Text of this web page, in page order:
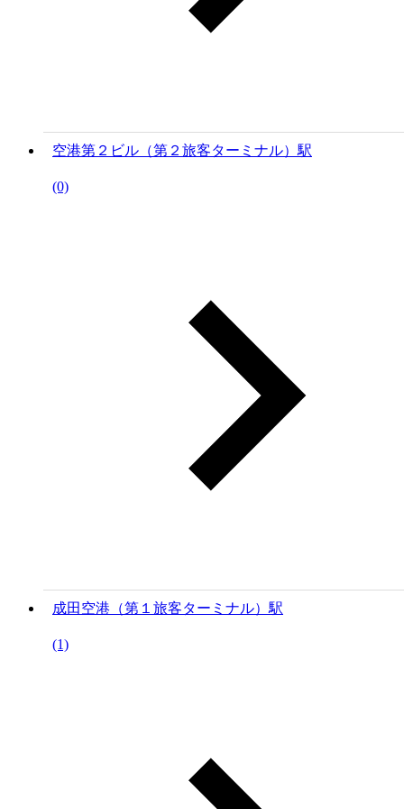
空港第２ビル（第２旅客ターミナル）駅
(0)
成田空港（第１旅客ターミナル）駅
(1)